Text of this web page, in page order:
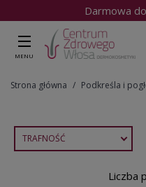
Darmowa
MENU
Strona główna Podkreśla i
TRAFNOŚĆ
Liczba